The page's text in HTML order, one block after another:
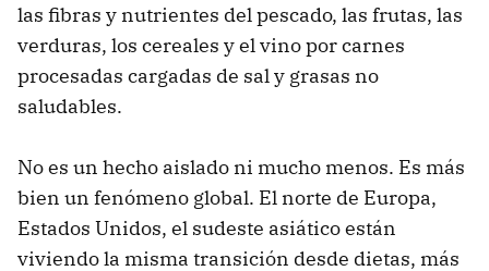
las fibras y nutrientes del pescado, las frutas, las
verduras, los cereales y el vino por carnes
procesadas cargadas de sal y grasas no
saludables.
No es un hecho aislado ni mucho menos. Es más
bien un fenómeno global. El norte de Europa,
Estados Unidos, el sudeste asiático están
viviendo la misma transición desde dietas, más